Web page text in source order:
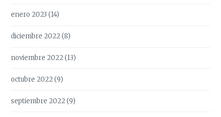
enero 2023 (14)
diciembre 2022(8)
noviembre 2022(13)
octubre 2022(9)
septiembre 2022(9)